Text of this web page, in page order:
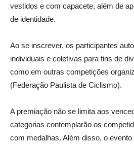
vestidos e com capacete, além de
de identidade.
Ao se inscrever, os participantes
individuais e coletivas para fins de
como em outras competições
(Federação Paulista de Ciclismo).
A premiação não se limita aos
categorias contemplarão os
com medalhas. Além disso, o